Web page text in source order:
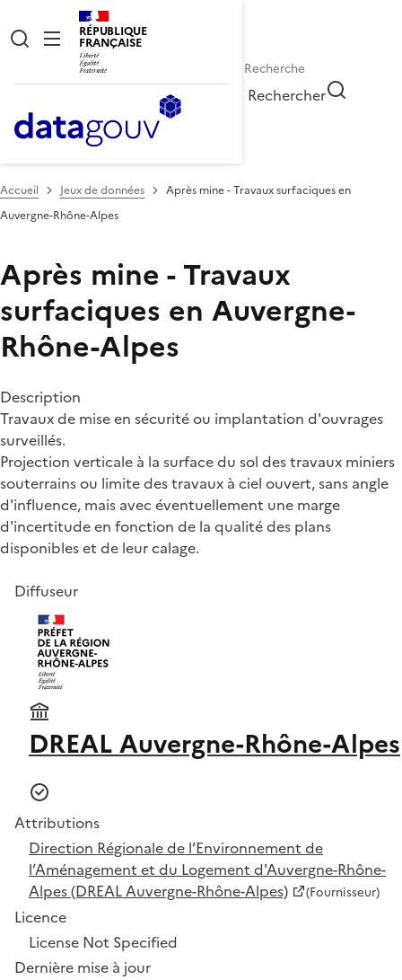
RÉPUBLIQUE
FRANÇAISE
Rechercher
Accueil Jeux de données
Après mine - Travaux surfaciques en
Auvergne-Rhône-Alpes
Après mine - Travaux
surfaciques en Auvergne-
Rhône-Alpes
Description
Travaux de mise en sécurité ou implantation d'ouvrages
surveillés.
Projection verticale à la surface du sol des travaux miniers
souterrains ou limite des travaux à ciel ouvert, sans angle
d'influence, mais avec éventuellement une marge
d'incertitude en fonction de la qualité des plans
disponibles et de leur calage.
Diffuseur
DREAL Auvergne-Rhône-Alpes
Attributions
Direction Régionale de l’Environnement de
l’Aménagement et du Logement d'Auvergne-Rhône-
Alpes (DREAL Auvergne-Rhône-Alpes)
(Fournisseur)
Licence
License Not Specified
Dernière mise à jour